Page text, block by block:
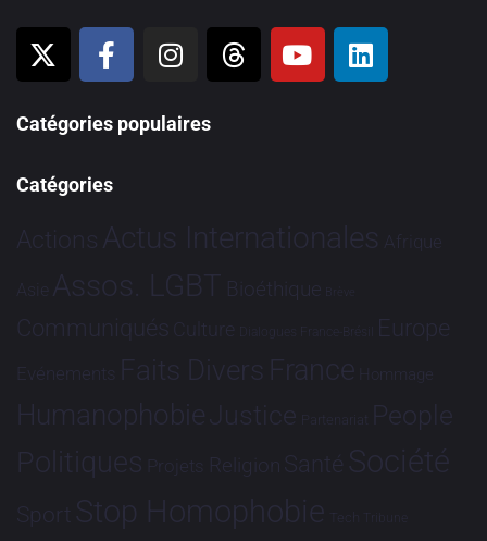
Catégories populaires
Catégories
Actions Actus Internationales Afrique
Asie Assos. LGBT Bioéthique Brève
Communiqués Culture Dialogues France-Brésil Europe
Evénements Faits Divers France Hommage
HumanophobieJustice Partenariat People
Politiques Projets Religion Santé Société
Sport Stop Homophobie Tech Tribune